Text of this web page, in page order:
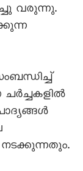
വരുന്നു.